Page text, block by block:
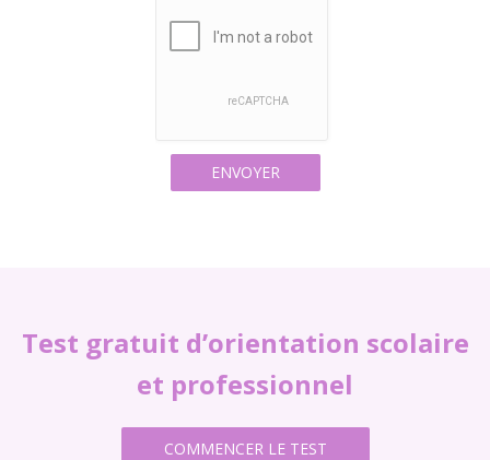
Test gratuit d’orientation scolaire
et professionnel
COMMENCER LE TEST